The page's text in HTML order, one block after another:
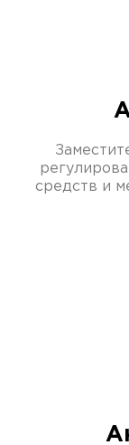
средств и